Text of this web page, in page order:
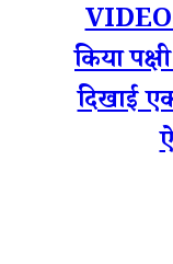
किया
दिखाई